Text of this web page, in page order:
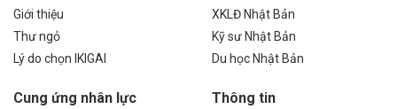
Giới thiệu
Thư ngỏ
Lý do chọn IKIGAI
XKLĐ Nhật Bản
Kỹ sư Nhật Bản
Du học Nhật Bản
Cung ứng nhân lực Thông tin